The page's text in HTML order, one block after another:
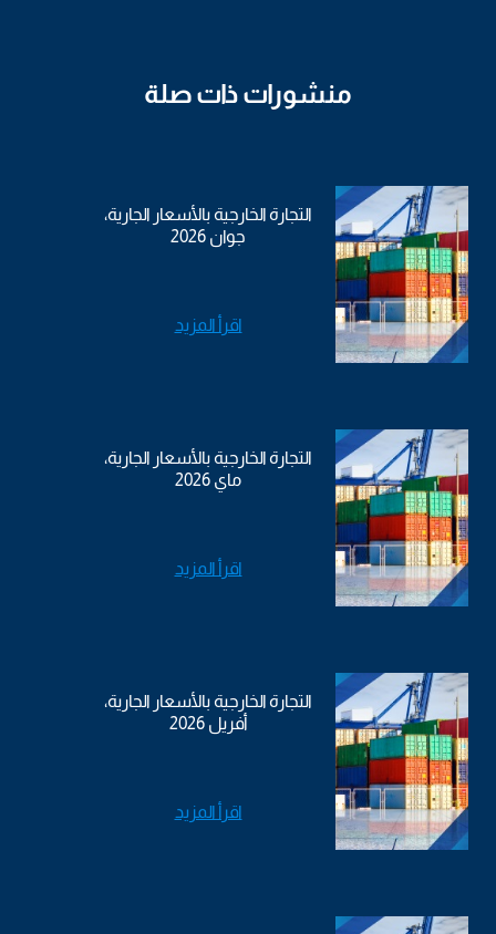
منشورات ذات صلة
التجارة الخارجية بالأسعار الجارية،
جوان 2026
اقرأ المزيد
التجارة الخارجية بالأسعار الجارية،
ماي 2026
اقرأ المزيد
التجارة الخارجية بالأسعار الجارية،
أفريل 2026
اقرأ المزيد